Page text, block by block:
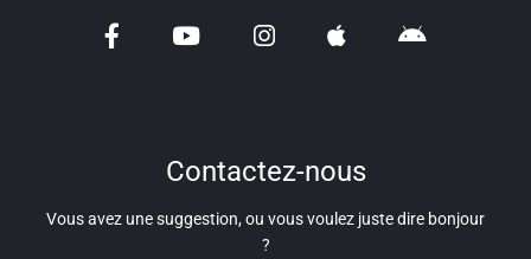
MEDIAS
Ecrire à RCN
Contactez-nous
Vous avez une suggestion, ou vous voulez juste dire bonjour
?